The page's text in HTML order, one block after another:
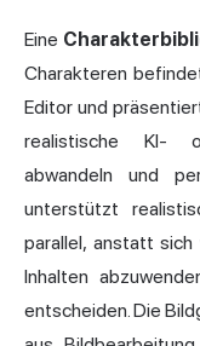
Eine
Charakteren
Editor und
realistische KI-
abwandeln und
unterstützt
parallel, anstatt
Inhalten
entscheiden. Die